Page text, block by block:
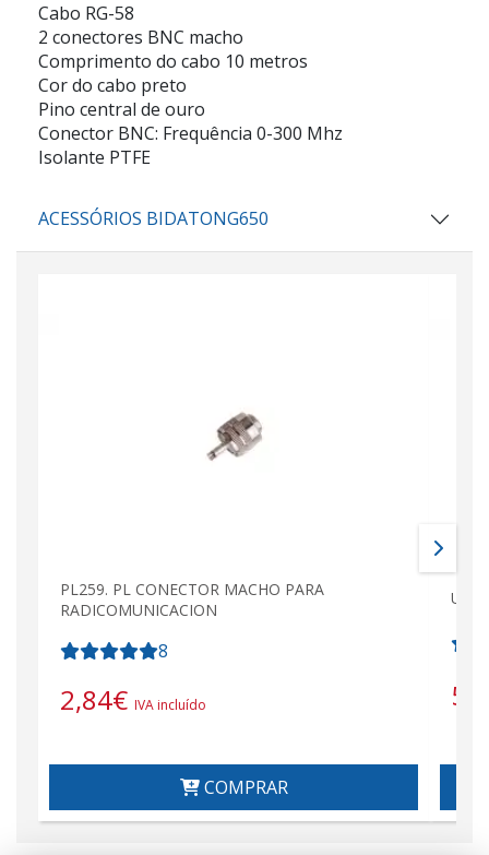
Cabo RG-58
2 conectores BNC macho
Comprimento do cabo 10 metros
Cor do cabo preto
Pino central de ouro
Conector BNC: Frequência 0-300 Mhz
Isolante PTFE
ACESSÓRIOS BIDATONG650
PL259. PL CONECTOR MACHO PARA
RADICOMUNICACION
8
2,84€ IVA incluído
COMPRAR